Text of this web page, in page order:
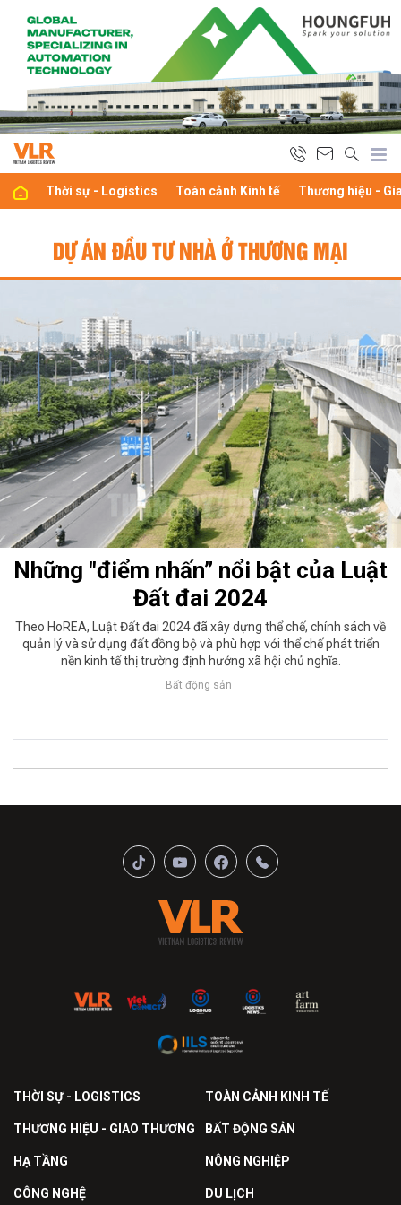
Thời sự - Logistics Toàn cảnh Kinh tế Thương hiệu -
DỰ ÁN ĐẦU TƯ NHÀ Ở THƯƠNG MẠI
Những "điểm nhấn” nổi bật của Luật
Đất đai 2024
Theo HoREA, Luật Đất đai 2024 đã xây dựng thể chế, chính sách về
quản lý và sử dụng đất đồng bộ và phù hợp với thể chế phát triển
nền kinh tế thị trường định hướng xã hội chủ nghĩa.
Bất động sản
THỜI SỰ - LOGISTICS TOÀN CẢNH KINH TẾ
THƯƠNG HIỆU - GIAO THƯƠNG BẤT ĐỘNG SẢN
HẠ TẦNG NÔNG NGHIỆP
CÔNG NGHỆ DU LỊCH